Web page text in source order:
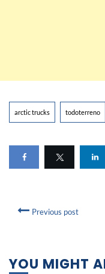
arctic trucks todoterreno
Previous post
YOU MIGHT